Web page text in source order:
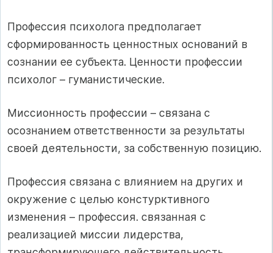
Профессия психолога предполагает
сформированность ценностных оснований в
сознании ее субъекта. Ценности профессии
психолог – гуманистические.
Миссионность профессии – связана с
осознанием ответственности за результаты
своей деятельности, за собственную позицию.
Профессия связана с влиянием на других и
окружение с целью констурктивного
изменения – профессия. связанная с
реализацией миссии лидерства,